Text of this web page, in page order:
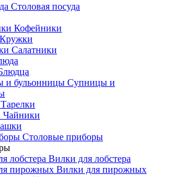
Столовая посуда
Кофейники
Кружки
Салатники
Супницы и
Тарелки
Чайники
Cтоловые приборы
Вилки для лобстера
Вилки для пирожных